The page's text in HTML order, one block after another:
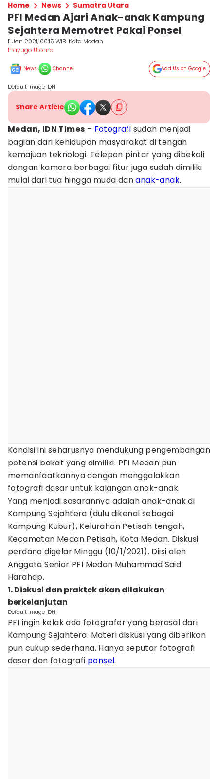
Home News Sumatra Utara
PFI Medan Ajari Anak-anak Kampung
Sejahtera Memotret Pakai Ponsel
11 Jan 2021, 00:15 WIB Kota Medan
Prayugo Utomo
News Channel Add Us on Google
Default Image IDN
Share Article
Medan, IDN Times – Fotografi sudah menjadi
bagian dari kehidupan masyarakat di tengah
kemajuan teknologi. Telepon pintar yang dibekali
dengan kamera berbagai fitur juga sudah dimiliki
mulai dari tua hingga muda dananak-anak.
Kondisi ini seharusnya mendukung pengembangan
potensi bakat yang dimiliki. PFI Medan pun
memanfaatkannya dengan menggalakkan
fotografi dasar untuk kalangan anak-anak.
Yang menjadi sasarannya adalah anak-anak di
Kampung Sejahtera (dulu dikenal sebagai
Kampung Kubur), Kelurahan Petisah tengah,
Kecamatan Medan Petisah, Kota Medan. Diskusi
perdana digelar Minggu (10/1/2021). Diisi oleh
Anggota Senior PFI Medan Muhammad Said
Harahap.
1. Diskusi dan praktek akan dilakukan
berkelanjutan
Default Image IDN
PFI ingin kelak ada fotografer yang berasal dari
Kampung Sejahtera. Materi diskusi yang diberikan
pun cukup sederhana. Hanya seputar fotografi
dasar dan fotografi ponsel.